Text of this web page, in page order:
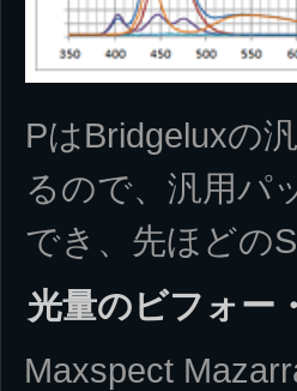
PはBridgeluxの
るので、汎用パ
でき、先ほどの
光量のビフォー
Maxspect